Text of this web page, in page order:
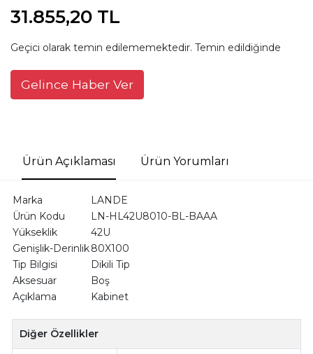
31.855,20 TL
Geçici olarak temin edilememektedir. Temin edildiğinde
Gelince Haber Ver
Ürün Açıklaması Ürün Yorumları
Marka
LANDE
Ürün Kodu
LN-HL42U8010-BL-BAAA
Yükseklik
42U
Genişlik-Derinlik80X100
Tip Bilgisi
Dikili Tip
Aksesuar
Boş
Açıklama
Kabinet
Diğer Özellikler